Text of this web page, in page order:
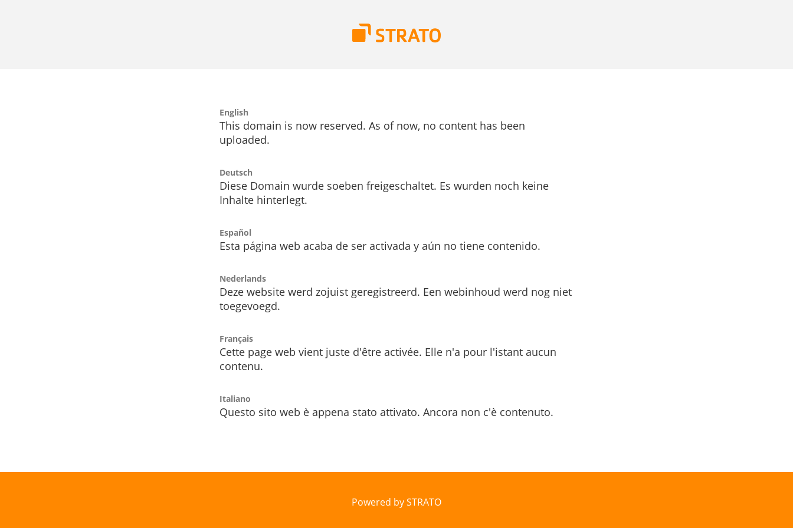
English
This domain is now reserved. As of now, no content has been
uploaded.
Deutsch
Diese Domain wurde soeben freigeschaltet. Es wurden noch keine
Inhalte hinterlegt.
Español
Esta página web acaba de ser activada y aún no tiene contenido.
Nederlands
Deze website werd zojuist geregistreerd. Een webinhoud werd nog niet
toegevoegd.
Français
Cette page web vient juste d'être activée. Elle n'a pour l'istant aucun
contenu.
Italiano
Questo sito web è appena stato attivato. Ancora non c'è contenuto.
Powered by STRATO